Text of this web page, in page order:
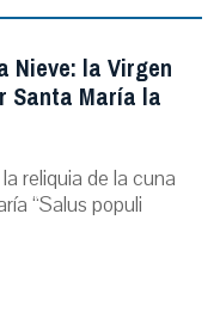
Nieve: la Virgen
Santa María la
reliquia de la cuna
“Salus populi